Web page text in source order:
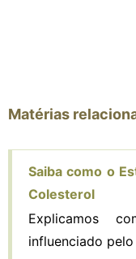
Matérias
Saiba como o
Colesterol
Explicamos
influenciado pelo